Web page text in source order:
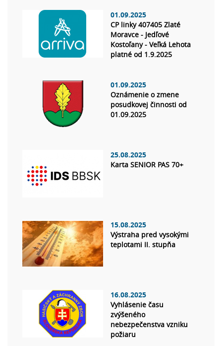
01.09.2025
CP linky 407405 Zlaté
Moravce - Jedľové
Kostoľany - Veľká Lehota
platné od 1.9.2025
01.09.2025
Oznámenie o zmene
posudkovej činnosti od
01.09.2025
25.08.2025
Karta SENIOR PAS 70+
15.08.2025
Výstraha pred vysokými
teplotami II. stupňa
16.08.2025
Vyhlásenie času
zvýšeného
nebezpečenstva vzniku
požiaru